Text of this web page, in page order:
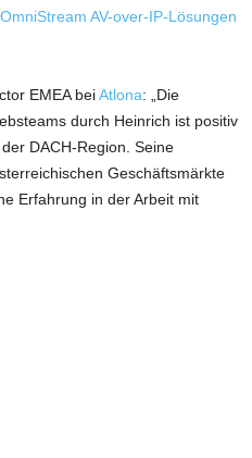
OmniStream AV-over-IP-Lösungen
EMEA beiAtlona: „Die
durch Heinrich ist positiv
DACH-Region. Seine
Geschäftsmärkte
Erfahrung in der Arbeit mit